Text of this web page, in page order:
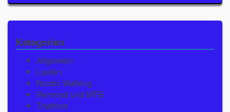
Kategorien
Allgemein
Laufen
Nordic Walking
Rennrad und MTB
Triathlon